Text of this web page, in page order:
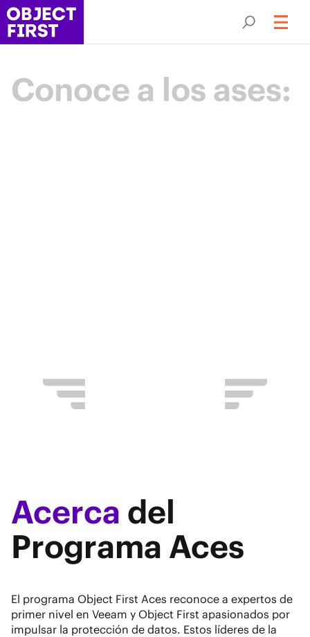
Conoce a los ases:
Acerca del
Programa Aces
El programa Object First Aces reconoce a expertos de
primer nivel en Veeam y Object First apasionados por
impulsar la protección de datos. Estos líderes de la